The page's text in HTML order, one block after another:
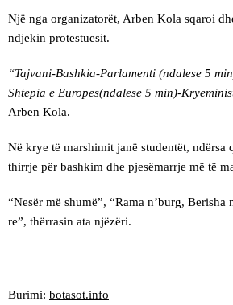
Një nga organizatorët, Arben Kola sqaroi
ndjekin protestuesit.
“Tajvani-Bashkia-Parlamenti (ndalese 5
Shtepia e Europes(ndalese 5 min)-
Arben Kola.
Në krye të marshimit janë studentët, ndërsa
thirrje për bashkim dhe pjesëmarrje më të
“Nesër më shumë”, “Rama n’burg, Berisha
re”, thërrasin ata njëzëri.
Burimi: botasot.info